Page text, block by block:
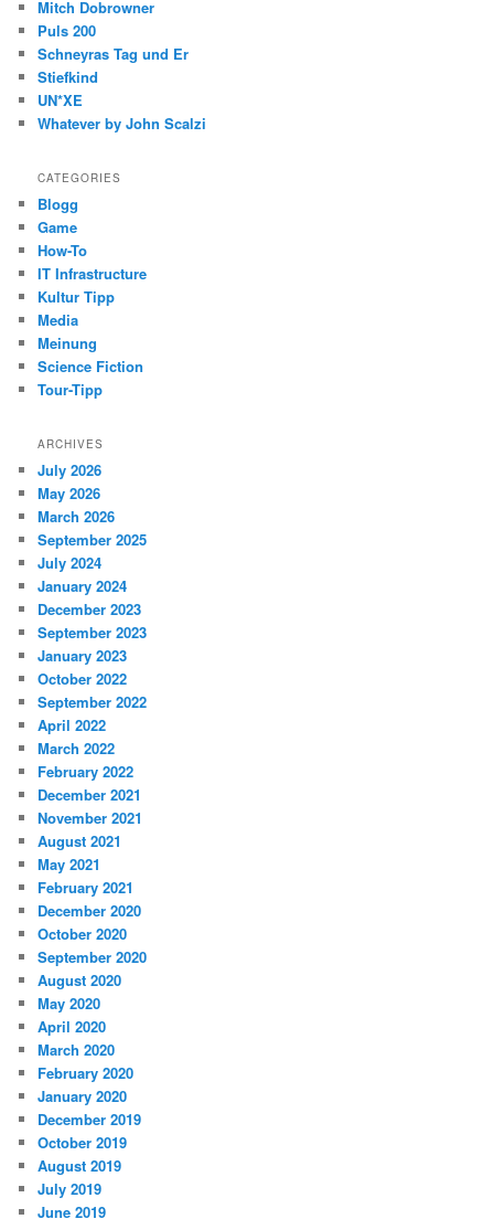
Mitch Dobrowner
Puls 200
Schneyras Tag und Er
Stiefkind
UN*XE
Whatever by John Scalzi
CATEGORIES
Blogg
Game
How-To
IT Infrastructure
Kultur Tipp
Media
Meinung
Science Fiction
Tour-Tipp
ARCHIVES
July 2026
May 2026
March 2026
September 2025
July 2024
January 2024
December 2023
September 2023
January 2023
October 2022
September 2022
April 2022
March 2022
February 2022
December 2021
November 2021
August 2021
May 2021
February 2021
December 2020
October 2020
September 2020
August 2020
May 2020
April 2020
March 2020
February 2020
January 2020
December 2019
October 2019
August 2019
July 2019
June 2019